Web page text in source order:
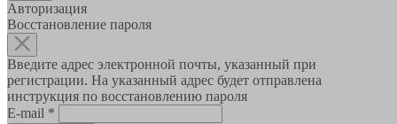
Авторизация
Восстановление пароля
Введите адрес электронной почты, указанный при
регистрации. На указанный адрес будет отправлена
инструкция по восстановлению пароля
E-mail *